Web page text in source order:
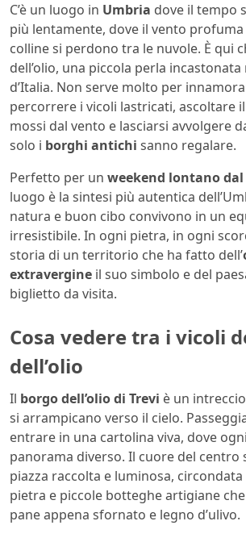
C’è un luogo in Umbria dove il tempo
più lentamente, dove il vento
colline si perdono tra le nuvole. È qui
dell’olio, una piccola perla
d’Italia. Non serve molto per
percorrere i vicoli lastricati, ascoltare
mossi dal vento e lasciarsi avvolgere
solo i borghi antichi sanno regalare.
Perfetto per un weekend lontano dal
luogo è la sintesi più autentica
natura e buon cibo convivono in un
irresistibile. In ogni pietra, in ogni
storia di un territorio che ha fatto dell’
extravergine il suo simbolo e del
biglietto da visita.
Cosa vedere tra i vicoli
dell’olio
Il borgo dell’olio di Trevi è un
si arrampicano verso il cielo.
entrare in una cartolina viva, dove
panorama diverso. Il cuore del centro
piazza raccolta e luminosa, circondata
pietra e piccole botteghe artigiane
pane appena sfornato e legno d’ulivo.